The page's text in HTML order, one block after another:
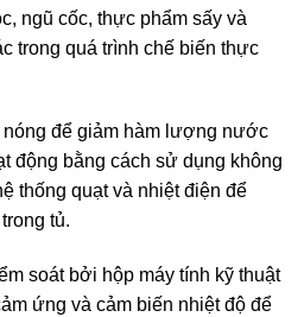
ngũ cốc, thực phẩm sấy và
trong quá trình chế biến thực
nóng để giảm hàm lượng nước
động bằng cách sử dụng không
thống quạt và nhiệt điện để
tủ.
soát bởi hộp máy tính kỹ thuật
ứng và cảm biến nhiệt độ để